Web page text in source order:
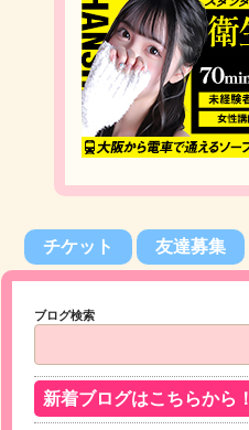
チケット 友達募集
ブログ検索
新着ブログはこちらから！